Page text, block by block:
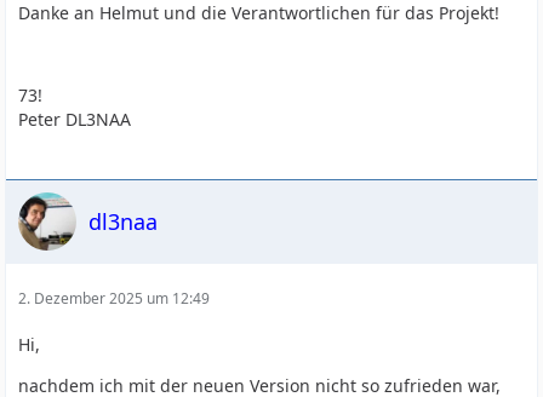
Danke an Helmut und die Verantwortlichen für das Projekt!
73!
Peter DL3NAA
dl3naa
2. Dezember 2025 um 12:49
Hi,
nachdem ich mit der neuen Version nicht so zufrieden war,